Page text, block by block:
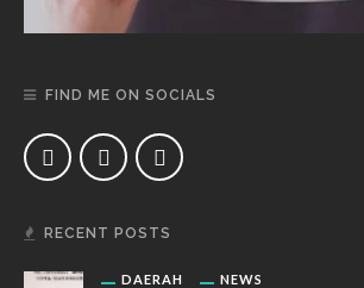
FIND ME ON SOCIALS
RECENT POSTS
DAERAH NEWS